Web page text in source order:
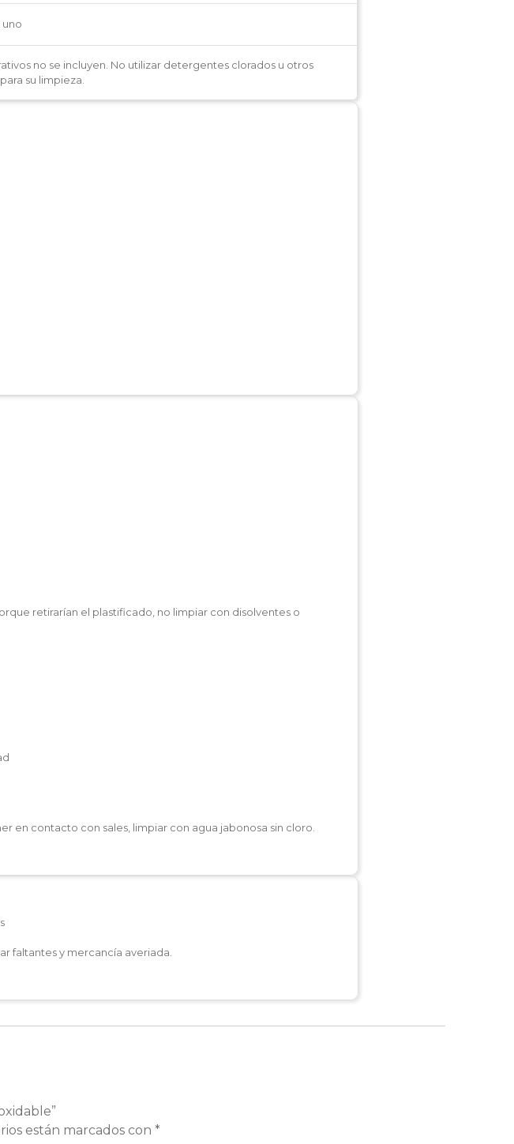
no se incluyen. No utilizar detergentes clorados u otros
su limpieza.
retirarían el plastificado, no limpiar con disolventes o
en contacto con sales, limpiar con agua jabonosa sin cloro.
faltantes y mercancía averiada.
están marcados con *